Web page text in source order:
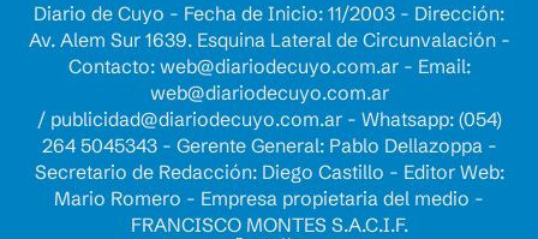
Diario de Cuyo - Fecha de Inicio: 11/2003 - Dirección:
Av. Alem Sur 1639. Esquina Lateral de Circunvalación -
Contacto: web@diariodecuyo.com.ar- Email:
web@diariodecuyo.com.ar
/ publicidad@diariodecuyo.com.ar- Whatsapp: (054)
264 5045343 - Gerente General: Pablo Dellazoppa -
Secretario de Redacción: Diego Castillo - Editor Web:
Mario Romero - Empresa propietaria del medio -
FRANCISCO MONTES S.A.C.I.F.